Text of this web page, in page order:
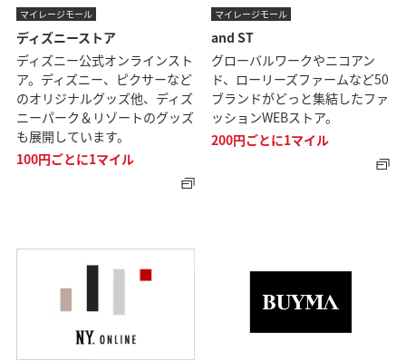
マイレージモール
ディズニーストア
ディズニー公式オンラインスト
ア。ディズニー、ピクサーなど
のオリジナルグッズ他、ディズ
ニーパーク＆リゾートのグッズ
も展開しています。
100円ごとに1マイル
マイレージモール
and ST
グローバルワークやニコアン
ド、ローリーズファームなど50
ブランドがどっと集結したファ
ッションWEBストア。
200円ごとに1マイル